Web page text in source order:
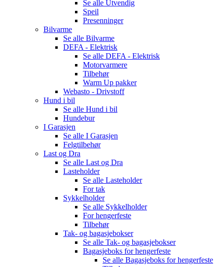
Se alle Utvendig
Speil
Presenninger
Bilvarme
Se alle Bilvarme
DEFA - Elektrisk
Se alle DEFA - Elektrisk
Motorvarmere
Tilbehør
Warm Up pakker
Webasto - Drivstoff
Hund i bil
Se alle Hund i bil
Hundebur
I Garasjen
Se alle I Garasjen
Felgtilbehør
Last og Dra
Se alle Last og Dra
Lasteholder
Se alle Lasteholder
For tak
Sykkelholder
Se alle Sykkelholder
For hengerfeste
Tilbehør
Tak- og bagasjebokser
Se alle Tak- og bagasjebokser
Bagasjeboks for hengerfeste
Se alle Bagasjeboks for hengerfeste